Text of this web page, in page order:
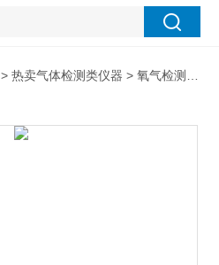
>热卖气体检测类仪器 >氧气检测仪